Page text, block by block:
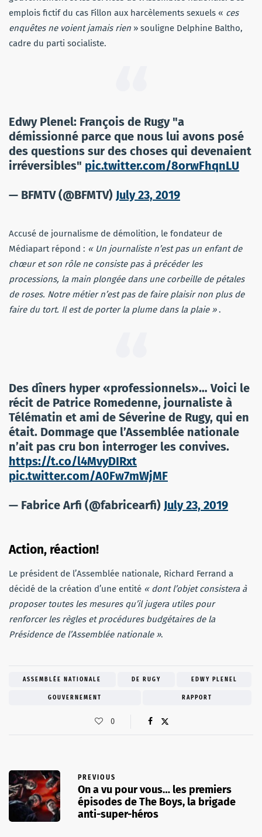
emplois fictif du cas Fillon aux harcèlements sexuels « ces
enquêtes ne voient jamais rien » souligne Delphine Baltho,
cadre du parti socialiste.
Edwy Plenel: François de Rugy "a
démissionné parce que nous lui avons posé
des questions sur des choses qui devenaient
irréversibles" pic.twitter.com/8orwFhqnLU
— BFMTV (@BFMTV) July 23, 2019
Accusé de journalisme de démolition, le fondateur de
Médiapart répond : « Un journaliste n’est pas un enfant de
chœur et son rôle ne consiste pas à précéder les
processions, la main plongée dans une corbeille de pétales
de roses. Notre métier n’est pas de faire plaisir non plus de
faire du tort. Il est de porter la plume dans la plaie ».
Des dîners hyper «professionnels»… Voici le
récit de Patrice Romedenne, journaliste à
Télématin et ami de Séverine de Rugy, qui en
était. Dommage que l’Assemblée nationale
n’ait pas cru bon interroger les convives.
https://t.co/l4MvyDIRxt
pic.twitter.com/A0Fw7mWjMF
— Fabrice Arfi (@fabricearfi) July 23, 2019
Action, réaction!
Le président de l’Assemblée nationale, Richard Ferrand a
décidé de la création d’une entité « dont l’objet consistera à
proposer toutes les mesures qu’il jugera utiles pour
renforcer les règles et procédures budgétaires de la
Présidence de l’Assemblée nationale ».
ASSEMBLÉE NATIONALE DE RUGY EDWY PLENEL
GOUVERNEMENT RAPPORT
0
PREVIOUS
On a vu pour vous… les premiers
épisodes de The Boys, la brigade
anti-super-héros